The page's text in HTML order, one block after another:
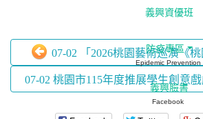
07-02 「2026桃園藝術巡演《桃
07-02 桃園市115年度推展學生創意戲
義興資優班
防疫專區
Epidemic Prevention
義興臉書
Facebook